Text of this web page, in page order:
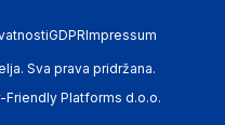
GDPRImpressum
Sva prava pridržana.
Platforms d.o.o.